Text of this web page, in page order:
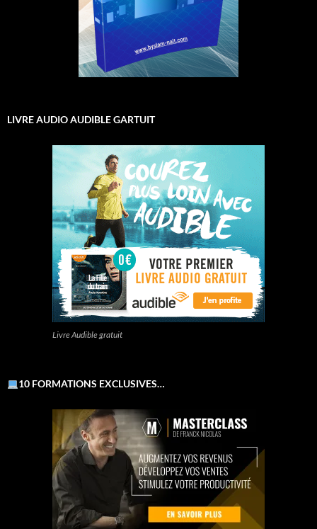
LIVRE AUDIO AUDIBLE GARTUIT
Livre Audible gratuit
10 FORMATIONS EXCLUSIVES…